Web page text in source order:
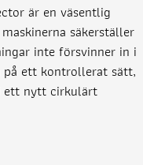
är en väsentlig
säkerställer
inte försvinner in i
ett kontrollerat sätt,
ett nytt cirkulärt